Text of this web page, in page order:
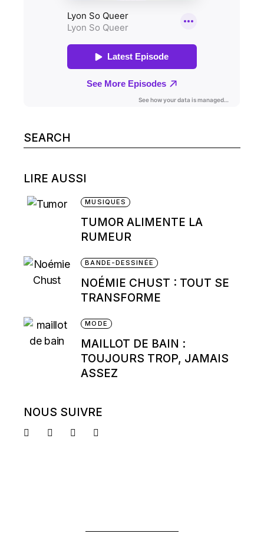
Search
for:
LIRE AUSSI
MUSIQUES
TUMOR ALIMENTE LA
RUMEUR
BANDE-DESSINÉE
NOÉMIE CHUST : TOUT SE
TRANSFORME
MODE
MAILLOT DE BAIN :
TOUJOURS TROP, JAMAIS
ASSEZ
NOUS SUIVRE